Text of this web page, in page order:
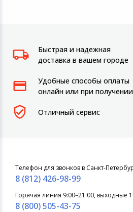
Быстрая и надежная
доставка в вашем городе
Удобные способы оплаты
онлайн или при получении
Отличный сервис
Телефон для звонков в Санкт-
8 (812) 426-98-99
Горячая линия 9:00–21:00, выходные
8 (800) 505-43-75